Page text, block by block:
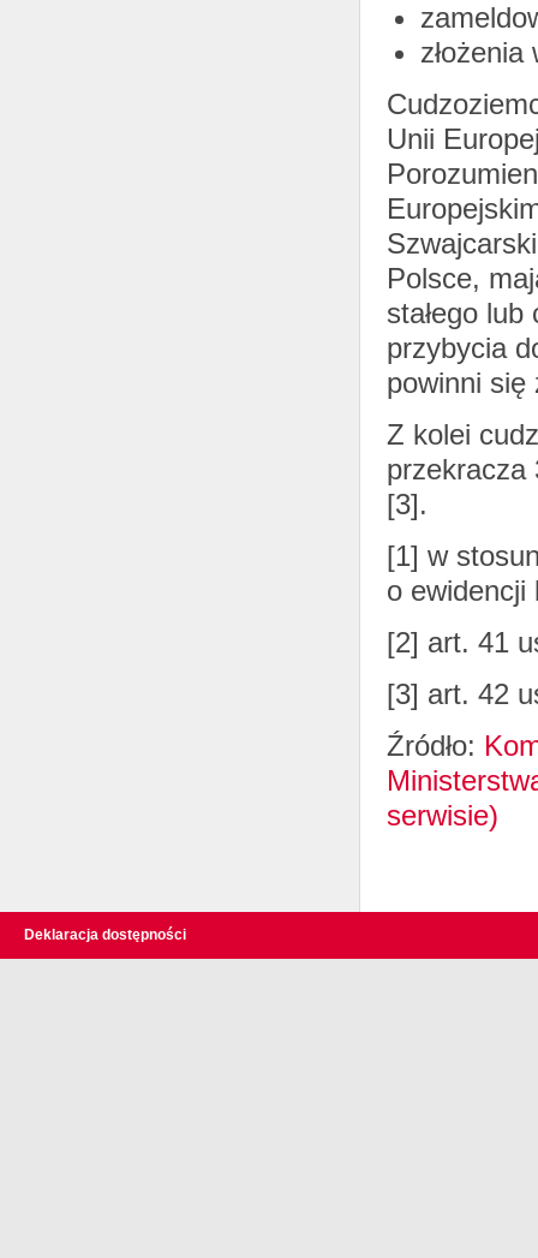
Unii
Polsce,
stałego
przybycia
powinni się
Z kolei
przekracza
[3].
[1] w
o ewidencji
[2] art. 41
[3] art. 42
Źródło:
serwisie)
Deklaracja dostępności